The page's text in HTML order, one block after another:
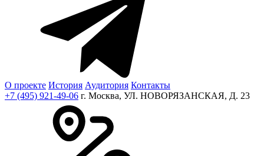
О проекте История Аудитория Контакты
+7 (495) 921-49-06 г. Москва, УЛ. НОВОРЯЗАНСКАЯ, Д. 23